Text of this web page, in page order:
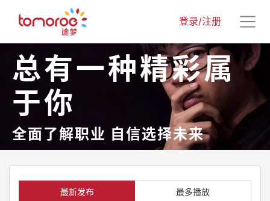
登录/注册
总有一种精彩属
于你
全面了解职业 自信选择未来
最新发布 最多播放